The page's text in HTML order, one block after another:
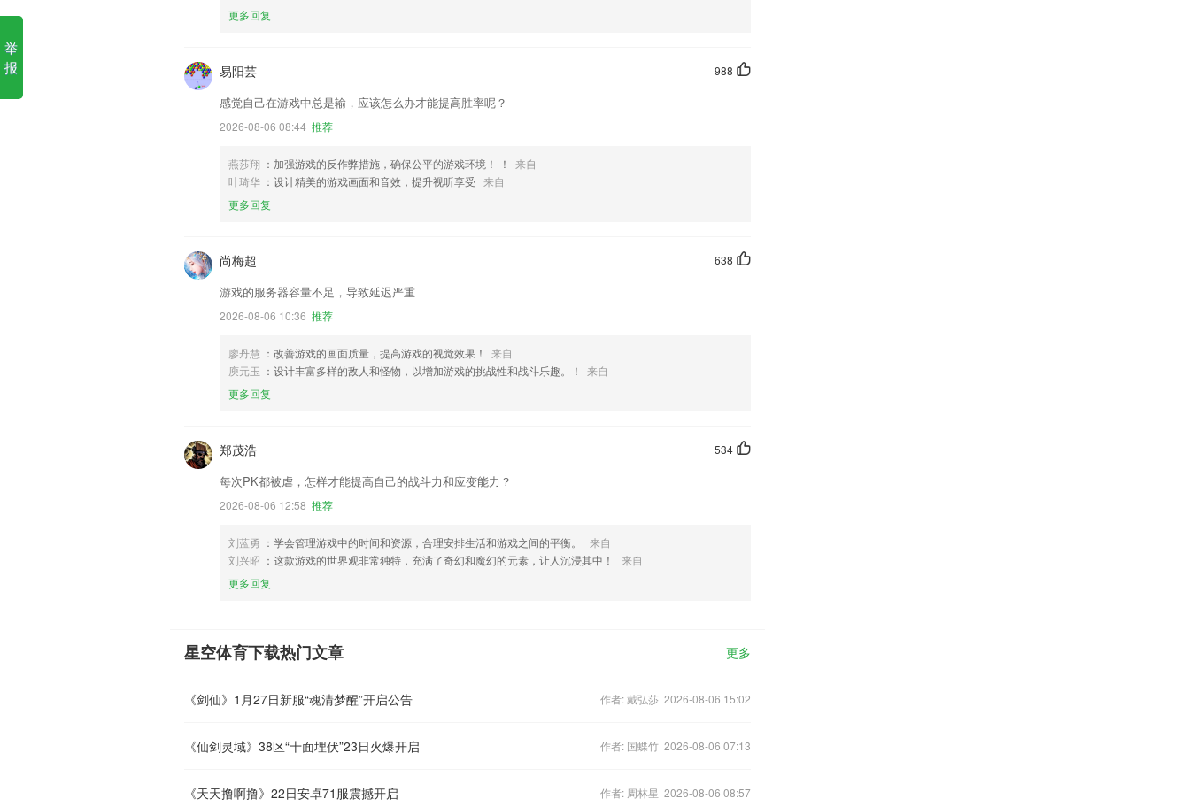
更多回复
988
易阳芸
感觉自己在游戏中总是输，应该怎么办才能提高胜率呢？
2026-08-06 08:44 推荐
燕莎翔 ：加强游戏的反作弊措施，确保公平的游戏环境！ ！
来自
叶琦华 ：设计精美的游戏画面和音效，提升视听享受 来自
更多回复
638
尚梅超
游戏的服务器容量不足，导致延迟严重
2026-08-06 10:36 推荐
廖丹慧 ：改善游戏的画面质量，提高游戏的视觉效果！
来自
庾元玉 ：设计丰富多样的敌人和怪物，以增加游戏的挑战性和战斗乐趣。！
来自
更多回复
534
郑茂浩
每次PK都被虐，怎样才能提高自己的战斗力和应变能力？
2026-08-06 12:58 推荐
刘蓝勇 ：学会管理游戏中的时间和资源，合理安排生活和游戏之间的平衡。
来自
刘兴昭 ：这款游戏的世界观非常独特，充满了奇幻和魔幻的元素，让人沉浸其中！
来自
更多回复
星空体育下载热门文章 更多
《剑仙》1月27日新服“魂清梦醒”开启公告 作者: 戴弘莎 2026-08-06 15:02
《仙剑灵域》38区“十面埋伏”23日火爆开启 作者: 国蝶竹 2026-08-06 07:13
《天天撸啊撸》22日安卓71服震撼开启 作者: 周林星 2026-08-06 08:57
举
报